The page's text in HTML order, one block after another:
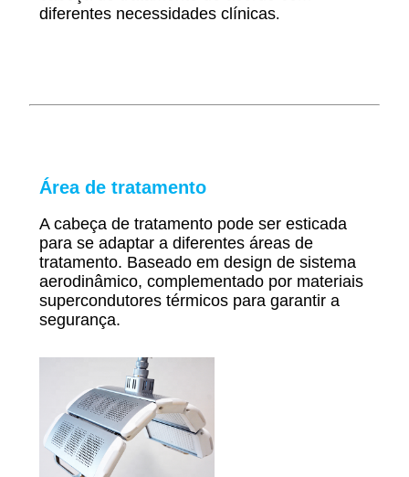
diferentes necessidades clínicas.
Área de tratamento
A cabeça de tratamento pode ser esticada
para se adaptar a diferentes áreas de
tratamento. Baseado em design de sistema
aerodinâmico, complementado por materiais
supercondutores térmicos para garantir a
segurança.